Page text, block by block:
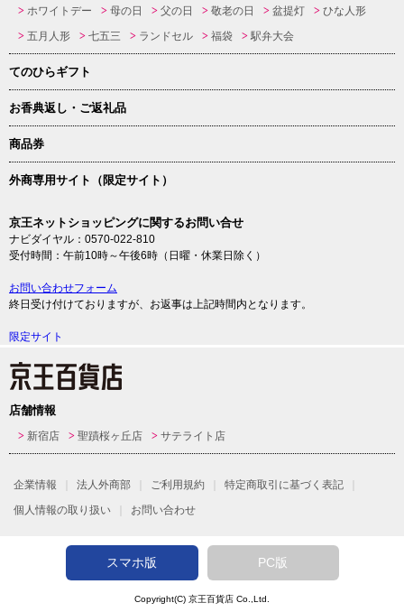
ホワイトデー
母の日 父の日 敬老の日 盆提灯
ひな人形
五月人形
七五三 ランドセル 福袋 駅弁大会
てのひらギフト
お香典返し・ご返礼品
商品券
外商専用サイト（限定サイト）
京王ネットショッピングに関するお問い合せ
ナビダイヤル：0570-022-810
受付時間：午前10時～午後6時（日曜・休業日除く）
お問い合わせフォーム
終日受け付けておりますが、お返事は上記時間内となります。
限定サイト
店舗情報
新宿店 聖蹟桜ヶ丘店 サテライト店
企業情報 法人外商部 ご利用規約
特定商取引に基づく表記
個人情報の取り扱い
お問い合わせ
スマホ版 PC版
Copyright(C) 京王百貨店 Co.,Ltd.